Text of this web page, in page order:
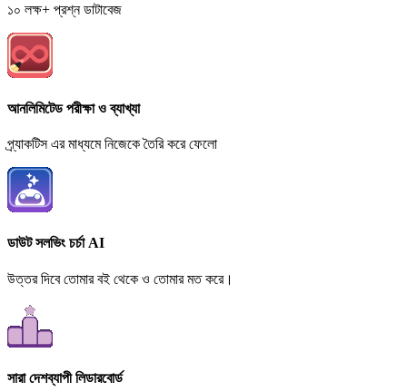
১০ লক্ষ+ প্রশ্ন ডাটাবেজ
আনলিমিটেড পরীক্ষা ও ব্যাখ্যা
প্র্যাকটিস এর মাধ্যমে নিজেকে তৈরি করে ফেলো
ডাউট সলভিং চর্চা AI
উত্তর দিবে তোমার বই থেকে ও তোমার মত করে।
সারা দেশব্যাপী লিডারবোর্ড